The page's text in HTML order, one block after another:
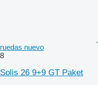
ruedas nuevo
8
Solis 26 9+9 GT Paket